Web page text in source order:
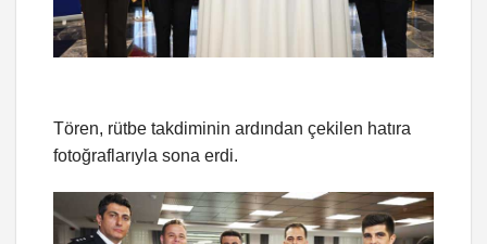
Tören, rütbe takdiminin ardından çekilen hatıra
fotoğraflarıyla sona erdi.